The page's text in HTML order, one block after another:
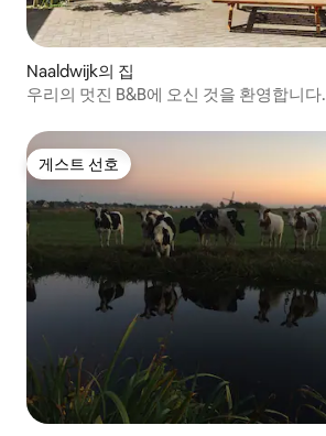
Naaldwijk의 집
우리의 멋진 B&B에 오신 것을 환영합니다.
게스트 선호
게스트 선호